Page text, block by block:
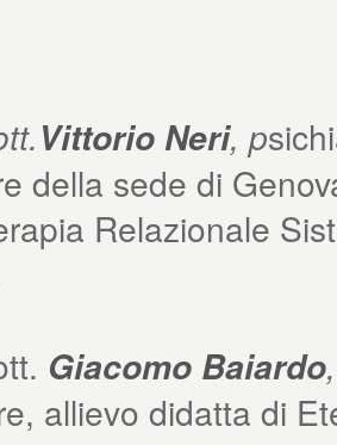
Vittorio Neri, p
della sede di
Relazionale
Giacomo Baiardo
allievo didatta di